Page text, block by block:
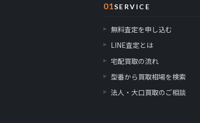
01SERVICE
無料査定を申し込む
LINE査定とは
宅配買取の流れ
型番から買取相場を検索
法人・大口買取のご相談